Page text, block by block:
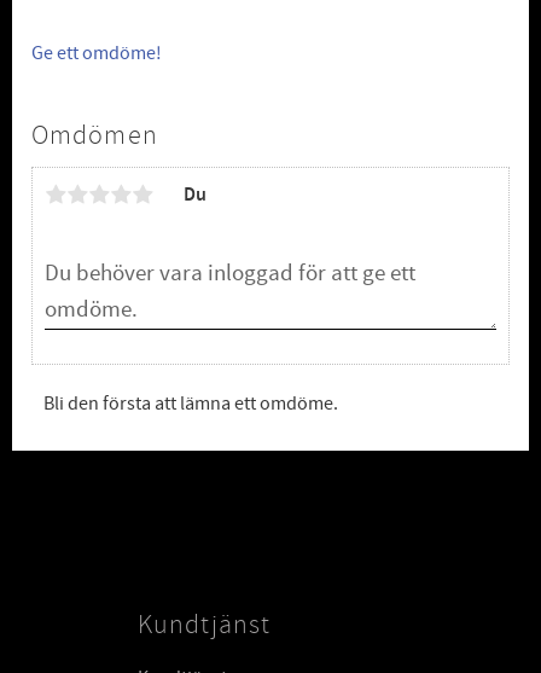
Ge ett omdöme!
Omdömen
Du
Bli den första att lämna ett omdöme.
Kundtjänst